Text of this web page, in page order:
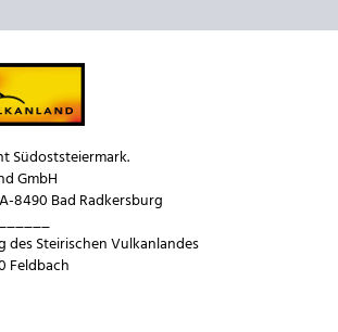
Südoststeiermark.
GmbH
8490 Bad Radkersburg
des Steirischen Vulkanlandes
Feldbach